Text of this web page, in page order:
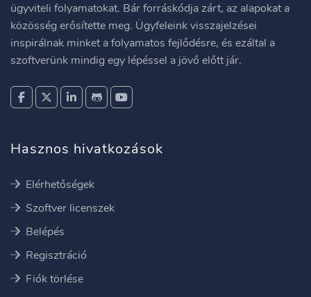
ügyviteli folyamatokat. Bár forráskódja zárt, az alapokat a
közösség erősítette meg. Ügyfeleink visszajelzései
inspirálnak minket a folyamatos fejlődésre, és ezáltal a
szoftverünk mindig egy lépéssel a jövő előtt jár.
Hasznos hivatkozások
Elérhetőségek
Szoftver licenszek
Belépés
Regisztráció
Fiók törlése